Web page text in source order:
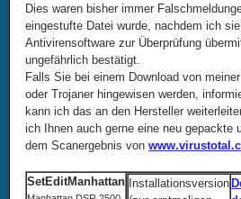
Dies waren bisher immer
eingestufte Datei wurde, nachdem ich
Antivirensoftware zur Überprüfung
ungefährlich bestätigt.
Falls Sie bei einem Download von
oder Trojaner hingewisen werden,
kann ich das an den Hersteller
ich Ihnen auch gerne eine neu gepackte
dem Scanergebnis von
SetEditManhattan Installationsversion